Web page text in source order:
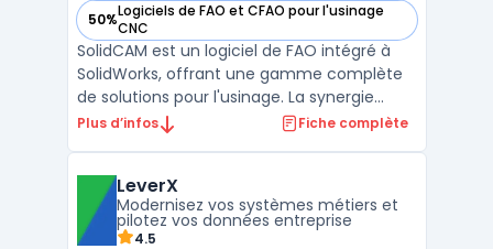
50%Logiciels de FAO et CFAO pour l'usinage
CNC
— voir SolidCAM dans cette catégorie
SolidCAM est un logiciel de FAO intégré à
SolidWorks, offrant une gamme complète
de solutions pour l'usinage. La synergie
entre les deux outils garantit une transition
fraisage, au tournage, et à l'électroérosion
à fil, SolidCAM ...
Plus d’infos Fiche complète
LeverX
Modernisez vos systèmes métiers et
pilotez vos données entreprise
4.5